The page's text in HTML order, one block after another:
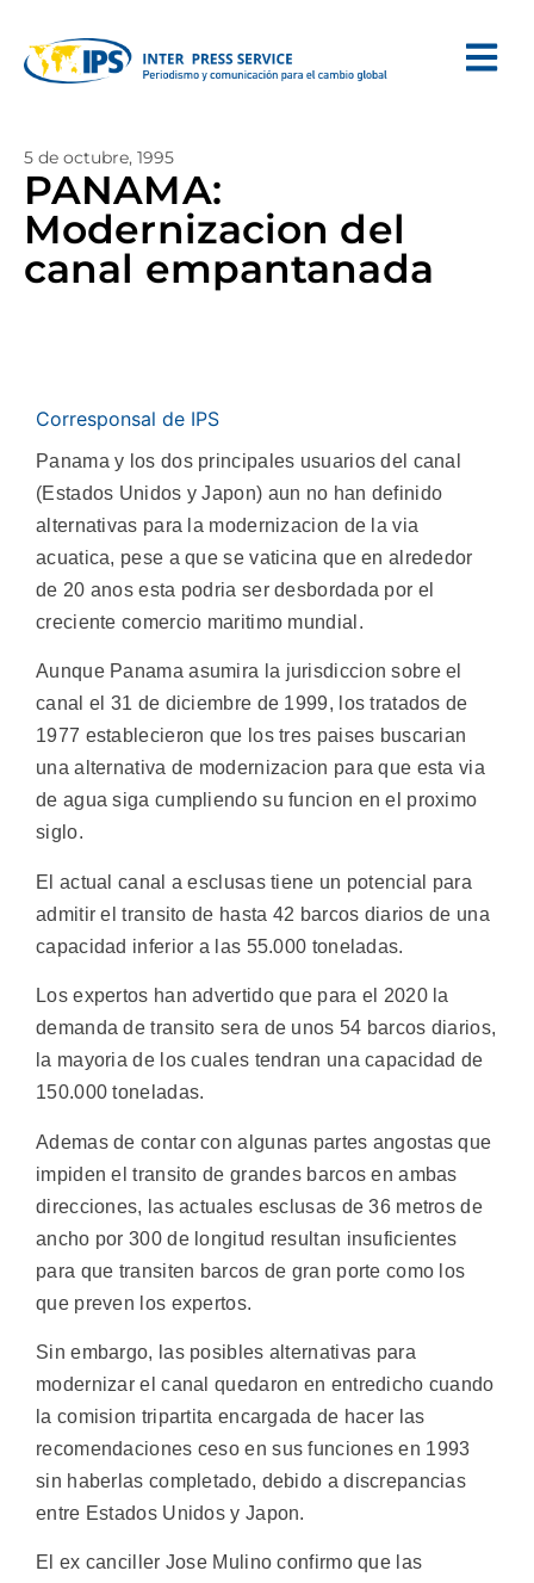
5 de octubre, 1995
PANAMA:
Modernizacion del
canal empantanada
Corresponsal de IPS
Panama y los dos principales usuarios del canal
(Estados Unidos y Japon) aun no han definido
alternativas para la modernizacion de la via
acuatica, pese a que se vaticina que en alrededor
de 20 anos esta podria ser desbordada por el
creciente comercio maritimo mundial.
Aunque Panama asumira la jurisdiccion sobre el
canal el 31 de diciembre de 1999, los tratados de
1977 establecieron que los tres paises buscarian
una alternativa de modernizacion para que esta via
de agua siga cumpliendo su funcion en el proximo
siglo.
El actual canal a esclusas tiene un potencial para
admitir el transito de hasta 42 barcos diarios de una
capacidad inferior a las 55.000 toneladas.
Los expertos han advertido que para el 2020 la
demanda de transito sera de unos 54 barcos diarios,
la mayoria de los cuales tendran una capacidad de
150.000 toneladas.
Ademas de contar con algunas partes angostas que
impiden el transito de grandes barcos en ambas
direcciones, las actuales esclusas de 36 metros de
ancho por 300 de longitud resultan insuficientes
para que transiten barcos de gran porte como los
que preven los expertos.
Sin embargo, las posibles alternativas para
modernizar el canal quedaron en entredicho cuando
la comision tripartita encargada de hacer las
recomendaciones ceso en sus funciones en 1993
sin haberlas completado, debido a discrepancias
entre Estados Unidos y Japon.
El ex canciller Jose Mulino confirmo que las